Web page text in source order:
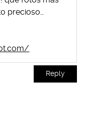
precioso…
Reply